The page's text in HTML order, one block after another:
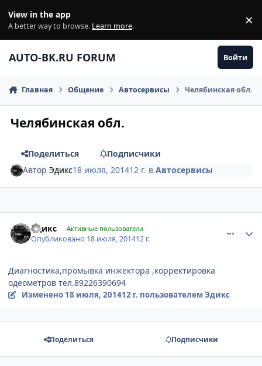
View in the app
A better way to browse. Learn more. ×
AUTO-BK.RU FORUM Войти
Главная Общение Автосервисы Челябинская обл.
Челябинская обл.
Поделиться
Подписчики
АвторЭдикс18 июля, 201412 г. вАвтосервисы
Эдикс Активные пользователи
Опубликовано 18 июля, 201412 г.
Диагностика,промывка инжектора ,корректировка
одеометров тел.89226390694
Изменено 18 июля, 201412 г. пользователем Эдикс
Поделиться Подписчики